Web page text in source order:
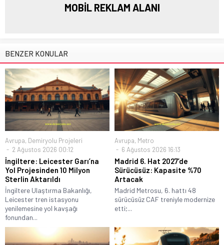
MOBİL REKLAM ALANI
BENZER KONULAR
Avrupa, Demiryolu Projeleri
2 Ağustos 2026 00:12
İngiltere: Leicester Garı’na
Yol Projesinden 10 Milyon
Sterlin Aktarıldı
İngiltere Ulaştırma Bakanlığı,
Leicester tren istasyonu
yenilemesine yol kavşağı
fonundan...
Avrupa, Metro
6 Ağustos 2026 16:13
Madrid 6. Hat 2027’de
Sürücüsüz: Kapasite %70
Artacak
Madrid Metrosu, 6. hattı 48
sürücüsüz CAF treniyle modernize
etti;...